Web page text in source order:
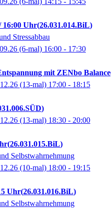
16:00 Uhr 26.031.014.BiL
Stressabbau
(6-mal) 16:00 - 17:30
mit ZENbo Balance
(13-mal) 17:00 - 18:15
(13-mal) 18:30 - 20:00
26.031.015.BiL
Selbstwahrnehmung
(10-mal) 18:00 - 19:15
Uhr 26.031.016.BiL
Selbstwahrnehmung